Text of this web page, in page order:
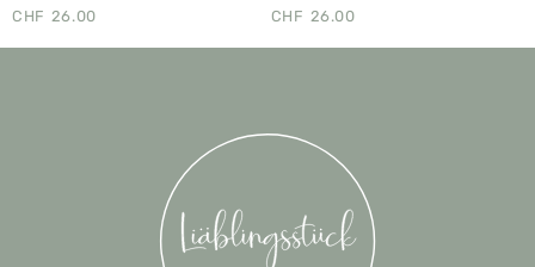
CHF 26.00 CHF 26.00